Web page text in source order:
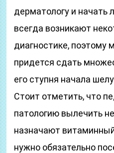
дерматологу и начать
всегда возникают
диагностике, поэтому
придется сдать
его ступня начала
Стоит отметить, что
патологию вылечить
назначают
нужно обязательно